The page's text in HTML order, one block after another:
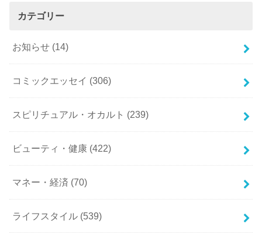
カテゴリー
お知らせ (14)
コミックエッセイ (306)
スピリチュアル・オカルト (239)
ビューティ・健康 (422)
マネー・経済 (70)
ライフスタイル (539)